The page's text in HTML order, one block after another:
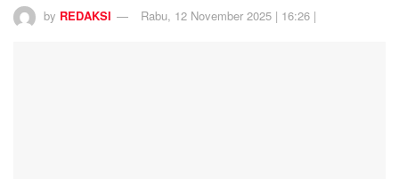
by REDAKSI Rabu, 12 November 2025 | 16:26 |